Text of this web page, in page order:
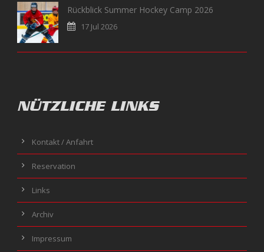
Rückblick Summer Hockey Camp 2026
17 Jul 2026
NÜTZLICHE LINKS
Kontakt / Anfahrt
Reservation
Links
Archiv
Impressum